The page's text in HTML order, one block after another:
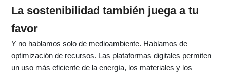
La sostenibilidad también juega a tu
favor
Y no hablamos solo de medioambiente. Hablamos de
optimización de recursos. Las plataformas digitales permiten
un uso más eficiente de la energía, los materiales y los